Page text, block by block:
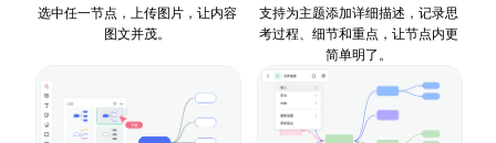
选中任一节点，上传图片，让内容
图文并茂。
支持为主题添加详细描述，记录思
考过程、细节和重点，让节点内更
简单明了。